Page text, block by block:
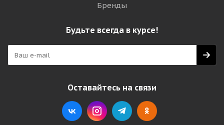
Бренды
Будьте всегда в курсе!
Оставайтесь на связи